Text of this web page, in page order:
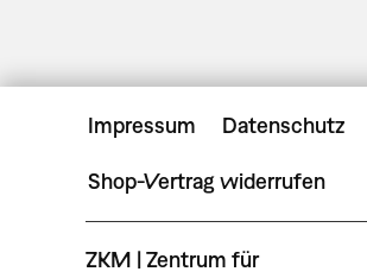
Impressum Datenschutz
Shop-Vertrag widerrufen
ZKM | Zentrum für